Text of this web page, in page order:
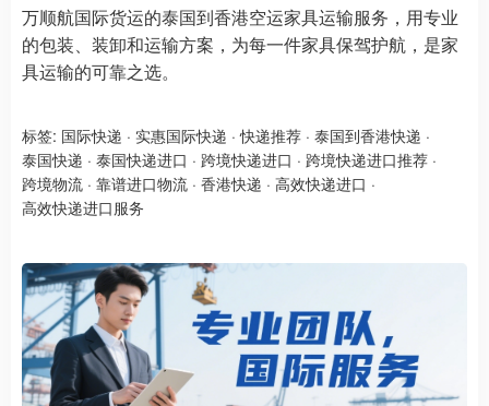
万顺航国际货运的泰国到香港空运家具运输服务，用专业
的包装、装卸和运输方案，为每一件家具保驾护航，是家
具运输的可靠之选。
标签: 国际快递 · 实惠国际快递 ·快递推荐 · 泰国到香港快递 ·
泰国快递 · 泰国快递进口 · 跨境快递进口 · 跨境快递进口推荐 ·
跨境物流 · 靠谱进口物流 · 香港快递 · 高效快递进口 ·
高效快递进口服务